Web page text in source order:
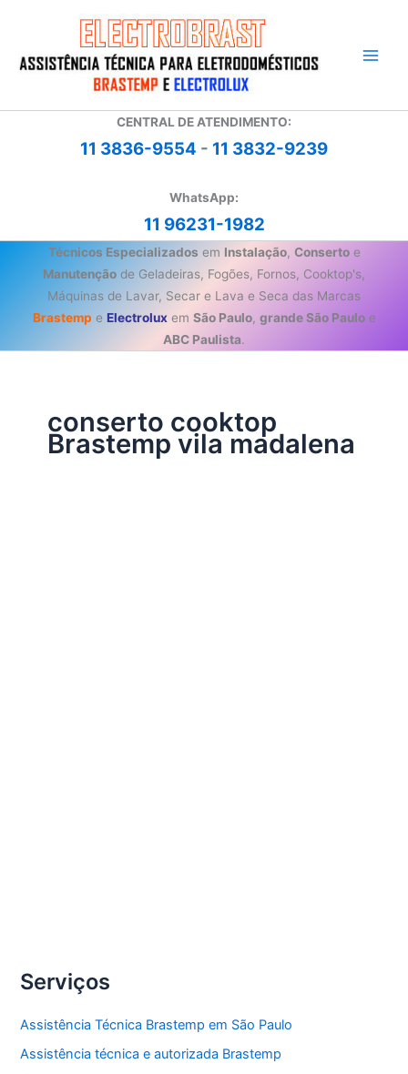
conteúdo
CENTRAL DE ATENDIMENTO:
11 3836-9554 - 11 3832-9239
WhatsApp:
11 96231-1982
Técnicos Especializados em Instalação, Consertoe
Manutenção de Geladeiras, Fogões, Fornos, Cooktop's,
Máquinas de Lavar, Secar e Lava e Seca das Marcas
Brastemp e Electroluxem São Paulo, grande São Pauloe
ABC Paulista.
conserto cooktop
Brastemp vila madalena
Serviços
Assistência Técnica Brastemp em São Paulo
Assistência técnica e autorizada Brastemp